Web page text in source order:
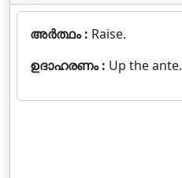
അർത്ഥം : Raise.
ഉദാഹരണം : Up the ante.